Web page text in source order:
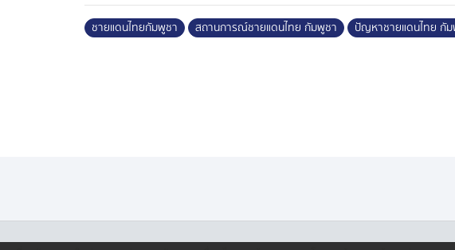
ชายแดนไทยกัมพูชา สถานการณ์ชายแดนไทย กัมพูชา ปัญหาชายแดนไทย กั